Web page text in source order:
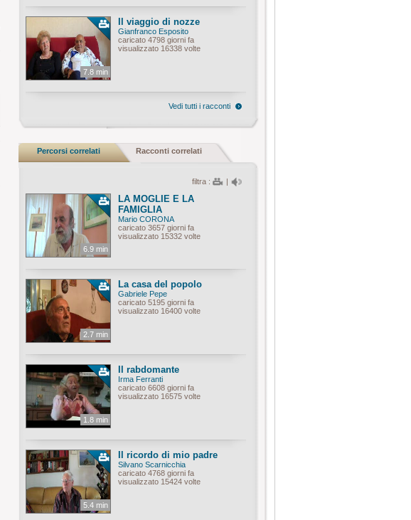
7.8 min
Il viaggio di nozze
Gianfranco Esposito
caricato 4798 giorni fa
visualizzato 16338 volte
Vedi tutti i racconti
Percorsi correlati Racconti correlati
filtra : |
6.9 min
LA MOGLIE E LA
FAMIGLIA
Mario CORONA
caricato 3657 giorni fa
visualizzato 15332 volte
2.7 min
La casa del popolo
Gabriele Pepe
caricato 5195 giorni fa
visualizzato 16400 volte
1.8 min
Il rabdomante
Irma Ferranti
caricato 6608 giorni fa
visualizzato 16575 volte
5.4 min
Il ricordo di mio padre
Silvano Scarnicchia
caricato 4768 giorni fa
visualizzato 15424 volte